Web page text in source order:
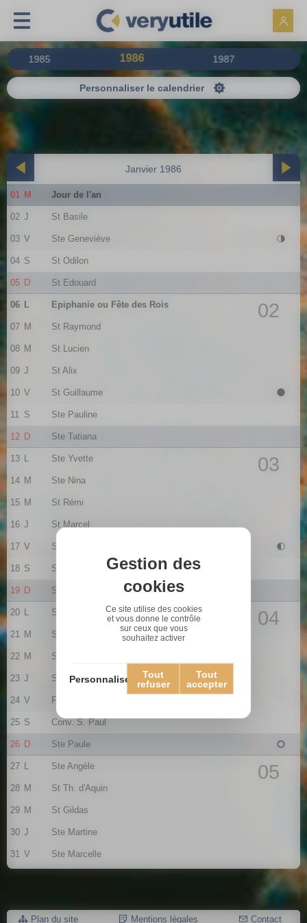
1985 1986 1987
Personnaliser le calendrier
Janvier 1986
01 M Jour de l'an
02 J St Basile
03 V Ste Geneviève
04 S St Odilon
05 D St Edouard
06 L Epiphanie ou Fête des Rois 02
07 M St Raymond
08 M St Lucien
09 J St Alix
10 V St Guillaume
11 S Ste Pauline
12 D Ste Tatiana
13 L Ste Yvette 03
14 M Ste Nina
15 M St Rémi
16 J St Marcel
17 V Ste Roseline
18 S Ste Prisca
19 D St Marius
20 L St Sébastien 04
21 M Ste Agnès
22 M St Vincent
23 J St Barnard
24 V Fr. de Sales
25 S Conv. S. Paul
26 D Ste Paule
27 L Ste Angèle 05
28 M St Th. d'Aquin
29 M St Gildas
30 J Ste Martine
31 V Ste Marcelle
Plan du site Mentions légales Contact
Gestion des
cookies
Ce site utilise des cookies
et vous donne le contrôle
sur ceux que vous
souhaitez activer
Tout
accepter
Tout
refuser
Personnaliser